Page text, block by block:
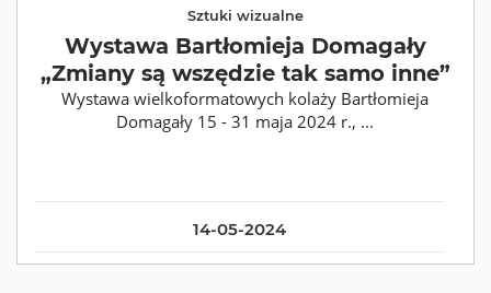
14-05-2024
Sztuki wizualne
Wystawa Bartłomieja Domagały
„Zmiany są wszędzie tak samo inne”
Wystawa wielkoformatowych kolaży Bartłomieja
Domagały 15 - 31 maja 2024 r., ...